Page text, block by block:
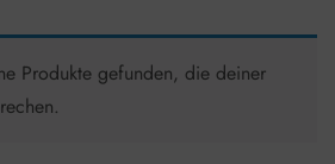
Produkte gefunden, die deiner